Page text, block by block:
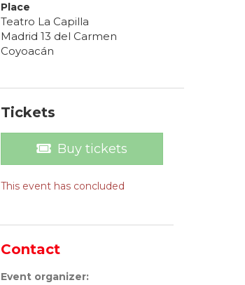
Place
Teatro La Capilla
Madrid 13 del Carmen
Coyoacán
Tickets
Buy tickets
This event has concluded
Contact
Event organizer: